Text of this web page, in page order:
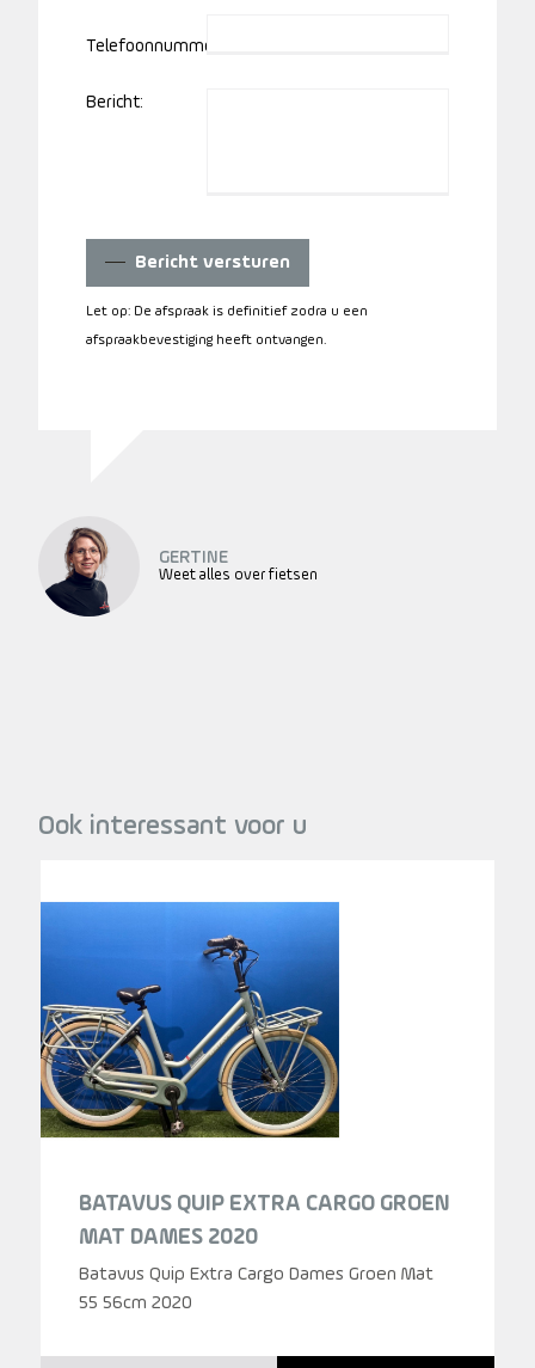
Telefoonnummer:
Bericht:
Bericht versturen
Let op: De afspraak is definitief zodra u een
afspraakbevestiging heeft ontvangen.
GERTINE
Weet alles over fietsen
Ook interessant voor u
BATAVUS QUIP EXTRA CARGO GROEN
MAT DAMES 2020
Batavus Quip Extra Cargo Dames Groen Mat
55 56cm 2020